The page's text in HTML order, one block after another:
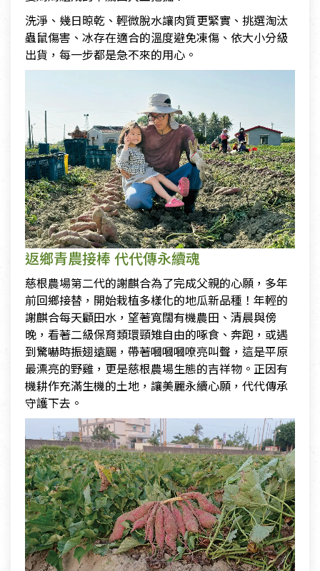
洗淨、幾日晾乾、輕微脫水讓肉質更緊實、挑選淘汰
蟲鼠傷害、冰存在適合的溫度避免凍傷、依大小分級
出貨，每一步都是急不來的用心。
返鄉青農接棒 代代傳永續魂
慈根農場第二代的謝麒合為了完成父親的心願，多年
前回鄉接替，開始栽植多樣化的地瓜新品種！年輕的
謝麒合每天顧田水，望著寬闊有機農田、清晨與傍
晚，看著二級保育類環頸雉自由的啄食、奔跑，或遇
到驚嚇時振翅遠颺，帶著嘓嘓嘓嘹亮叫聲，這是平原
最漂亮的野雞，更是慈根農場生態的吉祥物。正因有
機耕作充滿生機的土地，讓美麗永續心願，代代傳承
守護下去。